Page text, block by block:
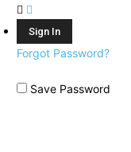
Forgot Password?
Save Password